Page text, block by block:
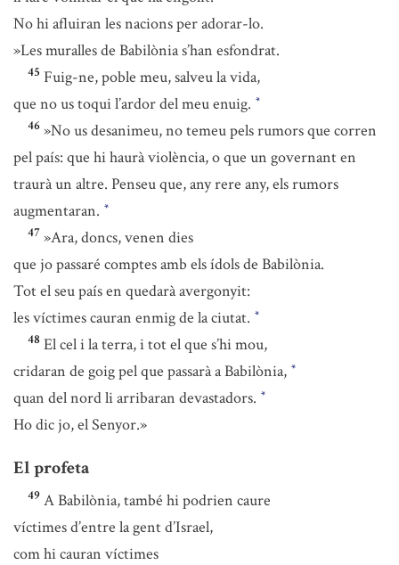
No hi afluiran les nacions per adorar-lo.
»Les muralles de Babilònia s’han esfondrat.
45 Fuig-ne, poble meu, salveu la vida,
que no us toqui l’ardor del meu enuig. *
46 »No us desanimeu, no temeu pels rumors que corren
pel país: que hi haurà violència, o que un governant en
traurà un altre. Penseu que, any rere any, els rumors
augmentaran. *
47 »Ara, doncs, venen dies
que jo passaré comptes amb els ídols de Babilònia.
Tot el seu país en quedarà avergonyit:
les víctimes cauran enmig de la ciutat. *
48 El cel i la terra, i tot el que s’hi mou,
cridaran de goig pel que passarà a Babilònia, *
quan del nord li arribaran devastadors. *
Ho dic jo, el Senyor.»
El profeta
49 A Babilònia, també hi podrien caure
víctimes d’entre la gent d’Israel,
com hi cauran víctimes